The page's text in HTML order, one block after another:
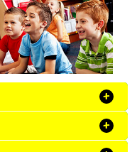
+
+